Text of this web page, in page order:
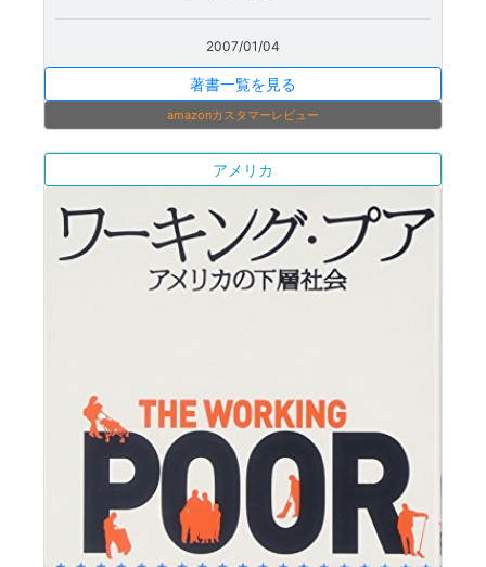
2007/01/04
著書一覧を見る
amazonカスタマーレビュー
アメリカ